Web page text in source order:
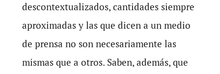
descontextualizados, cantidades siempre
aproximadas y las que dicen a un medio
de prensa no son necesariamente las
mismas que a otros. Saben, además, que